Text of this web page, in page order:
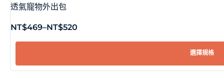
透氣寵物外出包
NT$469–NT$520
選擇規格